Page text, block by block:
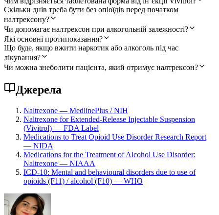
Скільки днів треба бути без опіоїдів перед початком
налтрексону?
Чи допомагає налтрексон при алкогольній залежності?
Які основні протипоказання?
Що буде, якщо вжити наркотик або алкоголь під час
лікування?
Чи можна знеболити пацієнта, який отримує налтрексон?
Джерела
Naltrexone — MedlinePlus / NIH
Naltrexone for Extended-Release Injectable Suspension
(Vivitrol) — FDA Label
Medications to Treat Opioid Use Disorder Research Report
— NIDA
Medications for the Treatment of Alcohol Use Disorder:
Naltrexone — NIAAA
ICD-10: Mental and behavioural disorders due to use of
opioids (F11) / alcohol (F10) — WHO